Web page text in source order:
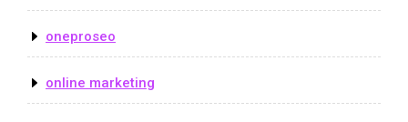
oneproseo
online marketing